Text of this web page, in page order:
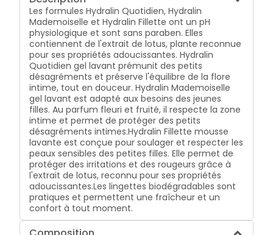
Les formules Hydralin Quotidien, Hydralin
Mademoiselle et Hydralin Fillette ont un pH
physiologique et sont sans paraben. Elles
contiennent de l'extrait de lotus, plante reconnue
pour ses propriétés adoucissantes. Hydralin
Quotidien gel lavant prémunit des petits
désagréments et préserve l'équilibre de la flore
intime, tout en douceur. Hydralin Mademoiselle
gel lavant est adapté aux besoins des jeunes
filles. Au parfum fleuri et fruité, il respecte la zone
intime et permet de protéger des petits
désagréments intimes.Hydralin Fillette mousse
lavante est conçue pour soulager et respecter les
peaux sensibles des petites filles. Elle permet de
protéger des irritations et des rougeurs grâce à
l'extrait de lotus, reconnu pour ses propriétés
adoucissantes.Les lingettes biodégradables sont
pratiques et permettent une fraîcheur et un
confort à tout moment.